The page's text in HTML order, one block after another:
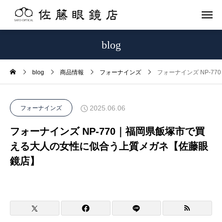
blog
blog 商品情報 フォーナインズ フォーナインズ NP-
フォーナインズ 2025.06.06
フォーナインズ NP-770｜福岡県飯塚市で買
える大人の女性に似合う上質メガネ【佐藤眼
鏡店】